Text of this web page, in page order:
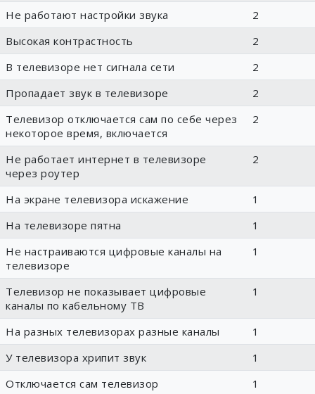
Не работают настройки звука
2
Высокая контрастность
2
В телевизоре нет сигнала сети
2
Пропадает звук в телевизоре
2
Телевизор отключается сам по себе через
некоторое время, включается
2
Не работает интернет в телевизоре
через роутер
2
На экране телевизора искажение
1
На телевизоре пятна
1
Не настраиваются цифровые каналы на
телевизоре
1
Телевизор не показывает цифровые
каналы по кабельному ТВ
1
На разных телевизорах разные каналы
1
У телевизора хрипит звук
1
Отключается сам телевизор
1